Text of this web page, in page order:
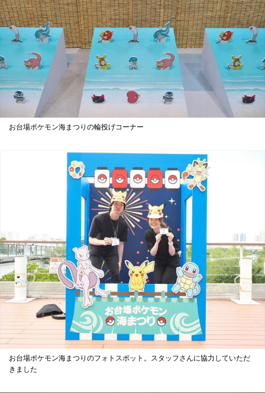
お台場ポケモン海まつりの輪投げコーナー
お台場ポケモン海まつりのフォトスポット。スタッフさんに協力していただ
きました